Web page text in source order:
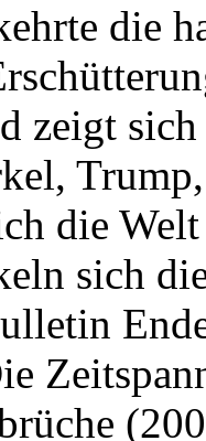
die
zeigt
die
sich